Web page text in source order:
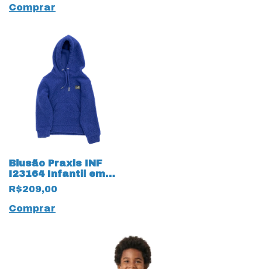
Comprar
Blusão Praxis INF
I23164 Infantil em
tecido Pettenati
15236 Flocado
R$209,00
Comprar